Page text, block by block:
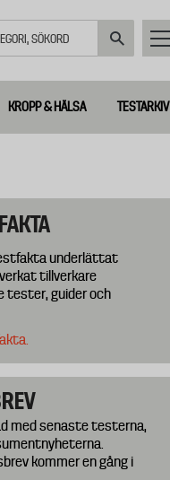
KROPP & HÄLSA TESTARKIV
underlättat
tillverkare
tester, guider och
med senaste testerna,
kommer en gång i